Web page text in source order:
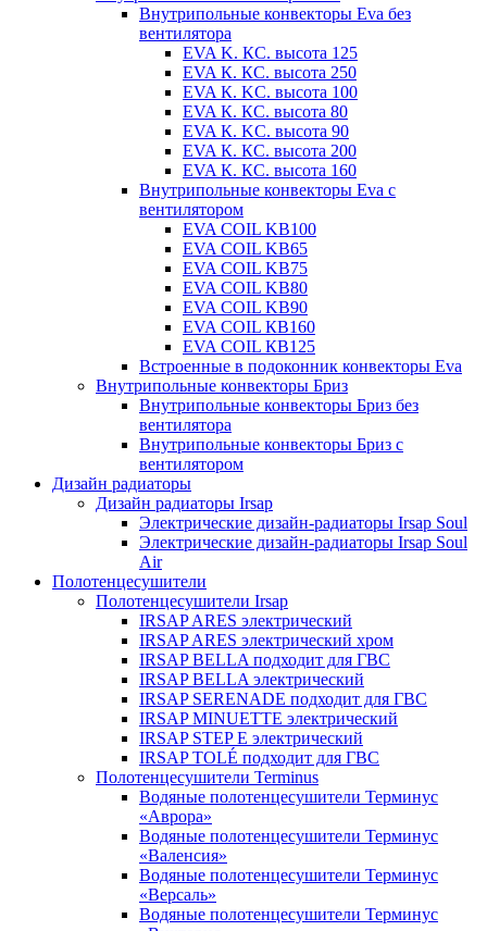
Внутрипольные конвекторы Eva без
вентилятора
EVA K. КС. высота 125
EVA К. КС. высота 250
EVA К. KС. высота 100
EVA К. КС. высота 80
EVA К. KC. высота 90
EVA К. КС. высота 200
EVA К. КС. высота 160
Внутрипольные конвекторы Eva с
вентилятором
EVA COIL KB100
EVA COIL KB65
EVA COIL KB75
EVA COIL KB80
EVA COIL KB90
EVA COIL КВ160
EVA COIL КВ125
Встроенные в подоконник конвекторы Eva
Внутрипольные конвекторы Бриз
Внутрипольные конвекторы Бриз без
вентилятора
Внутрипольные конвекторы Бриз с
вентилятором
Дизайн радиаторы
Дизайн радиаторы Irsap
Электрические дизайн-радиаторы Irsap Soul
Электрические дизайн-радиаторы Irsap Soul
Air
Полотенцесушители
Полотенцесушители Irsap
IRSAP ARES электрический
IRSAP ARES электрический хром
IRSAP BELLA подходит для ГВС
IRSAP BELLA электрический
IRSAP SERENADE подходит для ГВС
IRSAP MINUETTE электрический
IRSAP STEP E электрический
IRSAP TOLÉ подходит для ГВС
Полотенцесушители Terminus
Водяные полотенцесушители Терминус
«Аврора»
Водяные полотенцесушители Терминус
«Валенсия»
Водяные полотенцесушители Терминус
«Версаль»
Водяные полотенцесушители Терминус